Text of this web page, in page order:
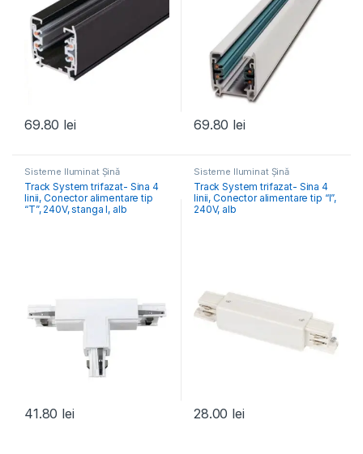
69.80 lei 69.80 lei
Sisteme Iluminat Șină
Track System trifazat- Sina 4
linii, Conector alimentare tip
“T”, 240V, stanga I, alb
41.80 lei
Sisteme Iluminat Șină
Track System trifazat- Sina 4
linii, Conector alimentare tip “I”,
240V, alb
28.00 lei